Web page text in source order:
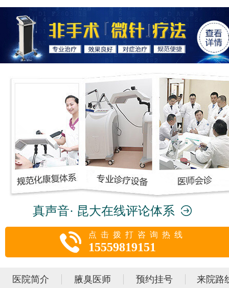
真声音· 昆大在线评论体系
点击拨打咨询热线
15559819151
医院简介 腋臭医师 预约挂号 来院路